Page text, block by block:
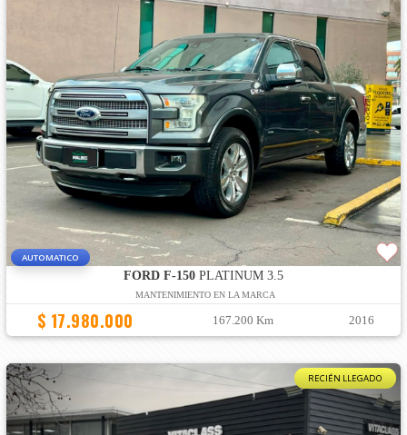
AUTOMATICO
FORD F-150PLATINUM 3.5
MANTENIMIENTO EN LA MARCA
$ 17.980.000 167.200 Km 2016
RECIÉN LLEGADO